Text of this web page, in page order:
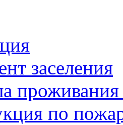
заселения
по